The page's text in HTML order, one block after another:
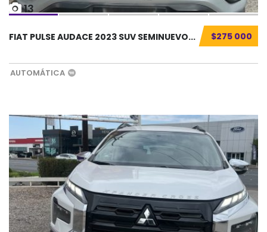
13
$275 000
FIAT PULSE AUDACE 2023 SUV SEMINUEVO...
AUTOMÁTICA